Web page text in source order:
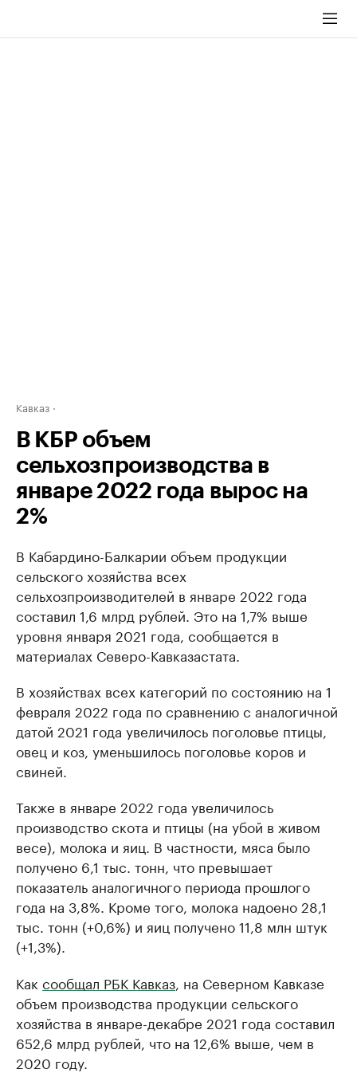
Кавказ
В КБР объем
сельхозпроизводства в
январе 2022 года вырос на
2%
В Кабардино-Балкарии объем продукции
сельского хозяйства всех
сельхозпроизводителей в январе 2022 года
составил 1,6 млрд рублей. Это на 1,7% выше
уровня января 2021 года, сообщается в
материалах Северо-Кавказастата.
В хозяйствах всех категорий по состоянию на 1
февраля 2022 года по сравнению с аналогичной
датой 2021 года увеличилось поголовье птицы,
овец и коз, уменьшилось поголовье коров и
свиней.
Также в январе 2022 года увеличилось
производство скота и птицы (на убой в живом
весе), молока и яиц. В частности, мяса было
получено 6,1 тыс. тонн, что превышает
показатель аналогичного периода прошлого
года на 3,8%. Кроме того, молока надоено 28,1
тыс. тонн (+0,6%) и яиц получено 11,8 млн штук
(+1,3%).
Как сообщал РБК Кавказ , на Северном Кавказе
объем производства продукции сельского
хозяйства в январе-декабре 2021 года составил
652,6 млрд рублей, что на 12,6% выше, чем в
2020 году.